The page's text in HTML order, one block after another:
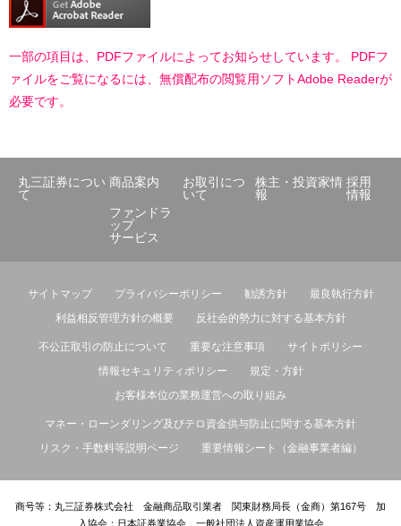
一部の項目は、PDFファイルによってお知らせしています。 PDFフ
ァイルをご覧になるには、無償配布の閲覧用ソフトAdobe Readerが
必要です。
丸三証券につい
て
商品案内
ファンドラ
ップ
サービス
お取引につ
いて
株主・投資家情
報
採用
情報
サイトマップ プライバシーポリシー 勧誘方針
最良執行方針
利益相反管理方針の概要
反社会的勢力に対する基本方針
不公正取引の防止について 重要な注意事項
サイトポリシー
情報セキュリティポリシー
規定・方針
お客様本位の業務運営への取り組み
マネー・ローンダリング及びテロ資金供与防止に関する基本方針
リスク・手数料等説明ページ
重要情報シート（金融事業者編）
商号等：丸三証券株式会社 金融商品取引業者 関東財務局長（金商）第167号 加
入協会：日本証券業協会、一般社団法人資産運用業協会